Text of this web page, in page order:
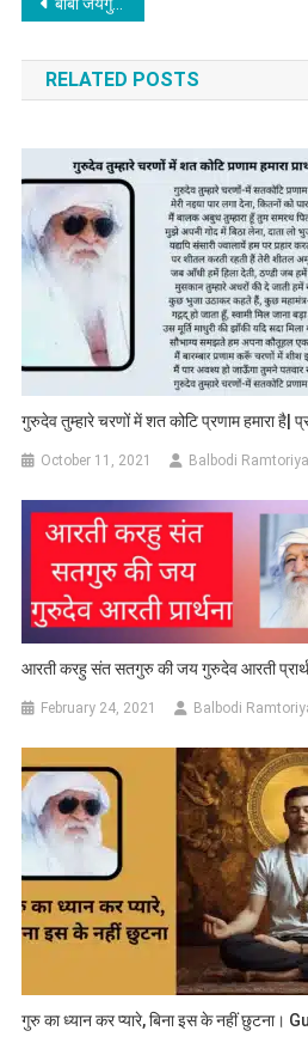
navigation
RELATED POSTS
गुरुदेव तुम्हारे चरणों में शत कोटि प्रणाम हमारा है|
October 11, 2021 Balbodi Ramtoriya
आरती करहु संत सतगुरु की जय गुरुदेव आरती
February 24, 2021 Balbodi
गुरु का ध्यान कर प्यारे, बिना इस के नहीं छुटना।